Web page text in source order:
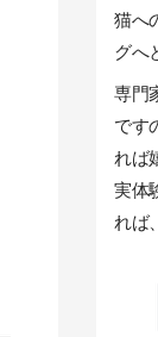
猫へ
グへ
専門
です
れば
実体
れば